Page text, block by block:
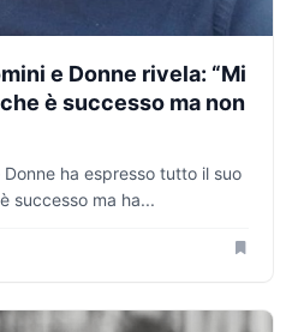
e Donne rivela: “Mi
è successo ma non
ha espresso tutto il suo
successo ma ha...